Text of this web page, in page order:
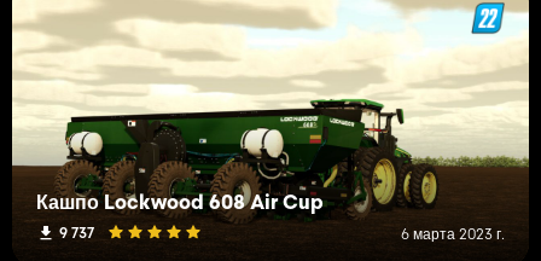
Кашпо Lockwood 608 Air Cup
9 737 6 марта 2023 г.